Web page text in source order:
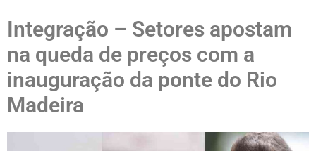
Integração – Setores apostam
na queda de preços com a
inauguração da ponte do Rio
Madeira